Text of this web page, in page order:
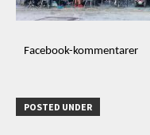
Facebook-kommentarer
POSTED UNDER